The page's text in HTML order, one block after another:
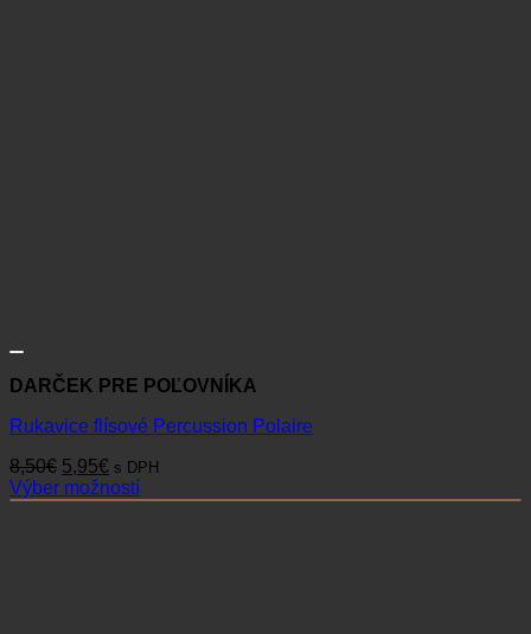
DARČEK PRE POĽOVNÍKA
Rukavice flísové Percussion Polaire
8,50€ Pôvodná
cena
bola:
5,95€ Aktuálna
cena
je:
s DPH
Výber možností
Tento